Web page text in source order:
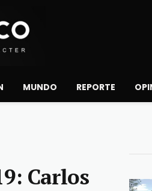
MUNDO REPORTE
Carlos